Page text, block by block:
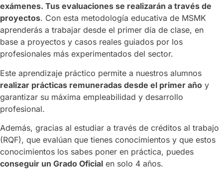
exámenes. Tus evaluaciones se realizarán a través de
proyectos. Con esta metodología educativa de MSMK
aprenderás a trabajar desde el primer día de clase, en
base a proyectos y casos reales guiados por los
profesionales más experimentados del sector.
Este aprendizaje práctico permite a nuestros alumnos
realizar prácticas remuneradas desde el primer año y
garantizar su máxima empleabilidad y desarrollo
profesional.
Además, gracias al estudiar a través de créditos al trabajo
(RQF), que evalúan que tienes conocimientos y que estos
conocimientos los sabes poner en práctica, puedes
conseguir un Grado Oficial en solo 4 años.